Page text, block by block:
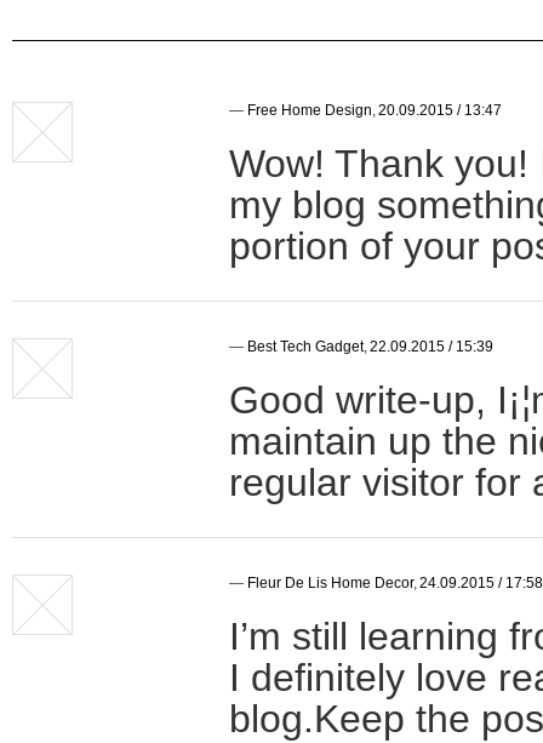
— Free Home Design,20.09.2015 / 13:47
Wow! Thank
my blog
portion of your
— Best Tech Gadget,22.09.2015 / 15:39
Good write-up,
maintain up the
regular visitor for
— Fleur De Lis Home Decor,24.09.2015 / 17:58
I’m still learning
I definitely love
blog.Keep the